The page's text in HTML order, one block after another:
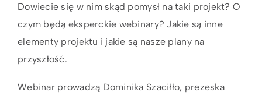
Dowiecie się w nim skąd pomysł na taki projekt? O
czym będą eksperckie webinary? Jakie są inne
elementy projektu i jakie są nasze plany na
przyszłość.
Webinar prowadzą Dominika Szaciłło, prezeska